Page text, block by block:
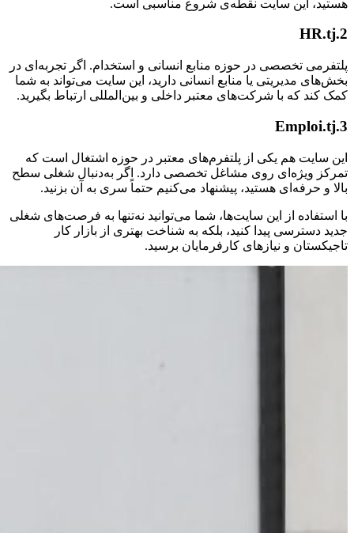
هستید، این سایت نقطه‌ی شروع مناسبی است.
2.HR.tj
پلتفرمی تخصصی در حوزه منابع انسانی و استخدام. اگر تجربه‌ای در
بخش‌های مدیریتی یا منابع انسانی دارید، این سایت می‌تواند به شما
کمک کند که با شرکت‌های معتبر داخلی و بین‌المللی ارتباط بگیرید.
3.Emploi.tj
این سایت هم یکی از پلتفرم‌های معتبر در حوزه اشتغال است که
تمرکز ویژه‌ای روی مشاغل تخصصی دارد. اگر به‌دنبال شغلی سطح
بالا و حرفه‌ای هستید، پیشنهاد می‌کنیم حتماً سری به آن بزنید.
با استفاده از این سایت‌ها، شما می‌توانید نه‌تنها به فرصت‌های شغلی
جدید دسترسی پیدا کنید، بلکه به شناخت بهتری از بازار کار
تاجیکستان و نیازهای کارفرمایان برسید.